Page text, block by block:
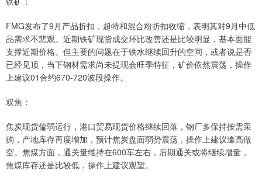
FMG发布了9月产品折扣，超特和混合粉折扣收缩，表明其对9月中低
品需求不悲观。近期铁矿现货成交环比改善还是比较明显，基本面能
支撑近期价格。但主要的问题在于铁水继续回升的空间，或者说是否
已经见顶，当下钢材需求尚未提现会旺季特征，矿价依然震荡，操作
上建议01合约670-720波段操作。
双焦：
焦炭现货偏弱运行，港口贸易现货价格继续回落，钢厂多保持按需采
购，产地库存再度增加，预计焦炭盘面弱势震荡，操作上建议逢高做
空。焦煤方面，通关量维持在600车左右，后期通关或将继续增量，
焦煤库存还是比较低，操作上建议观望。